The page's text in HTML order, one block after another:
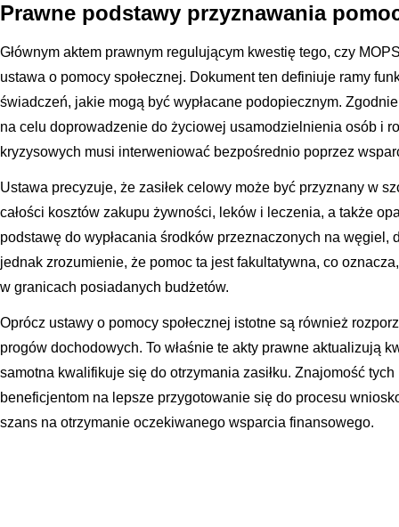
Prawne podstawy przyznawania
Głównym aktem prawnym regulującym kwestię tego, czy
ustawa o pomocy społecznej. Dokument ten definiuje ramy
świadczeń, jakie mogą być wypłacane podopiecznym.
na celu doprowadzenie do życiowej usamodzielnienia osób i
kryzysowych musi interweniować bezpośrednio poprzez
Ustawa precyzuje, że zasiłek celowy może być przyznany w
całości kosztów zakupu żywności, leków i leczenia, a także
podstawę do wypłacania środków przeznaczonych na węgiel,
jednak zrozumienie, że pomoc ta jest fakultatywna, co
w granicach posiadanych budżetów.
Oprócz ustawy o pomocy społecznej istotne są również
progów dochodowych. To właśnie te akty prawne aktualizują
samotna kwalifikuje się do otrzymania zasiłku. Znajomość
beneficjentom na lepsze przygotowanie się do procesu
szans na otrzymanie oczekiwanego wsparcia finansowego.